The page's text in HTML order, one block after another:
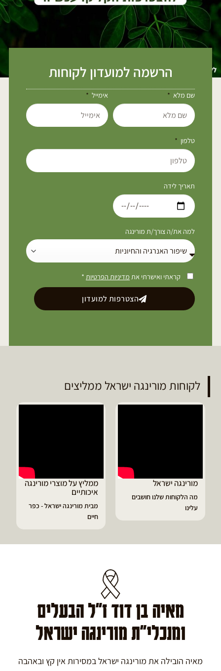
הרשמה למועדון לקוחות
שם מלא אימייל
טלפון
תאריך לידה
למה את/ה צורך/ת מורינגה
קראתי ואישרתי את מדיניות הפרטיות*
הצטרפות למועדון
לקוחות מורינגה ישראל ממליצים
מורינגה ישראל
מה הלקוחות שלנו חושבים
עלינו
ממליץ על מוצרי מורינגה
איכותיים
מבית מורינגה ישראל - כפר
חיים
מאיה בן דוד ז"ל הבעלים
ומנכלי"ת מורינגה ישראל
מאיה הובילה את מורינגה ישראל במסירות אין קץ ובאהבה